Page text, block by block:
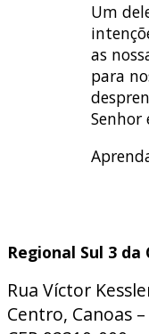
Um
as
para
Senhor
Regional Sul 3 da
Rua Víctor
Centro, Canoas –